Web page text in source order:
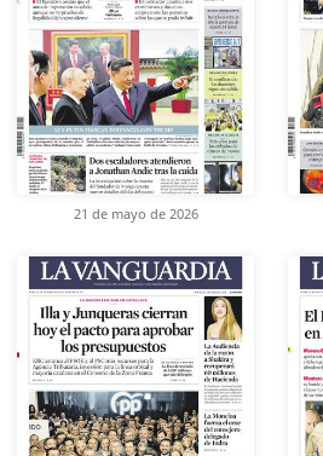
21 de mayo de 2026